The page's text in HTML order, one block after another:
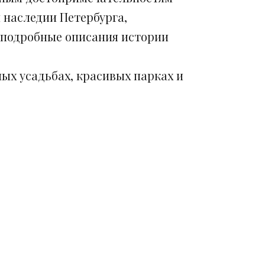
Петербурга,
описания истории
усадьбах, красивых парках и